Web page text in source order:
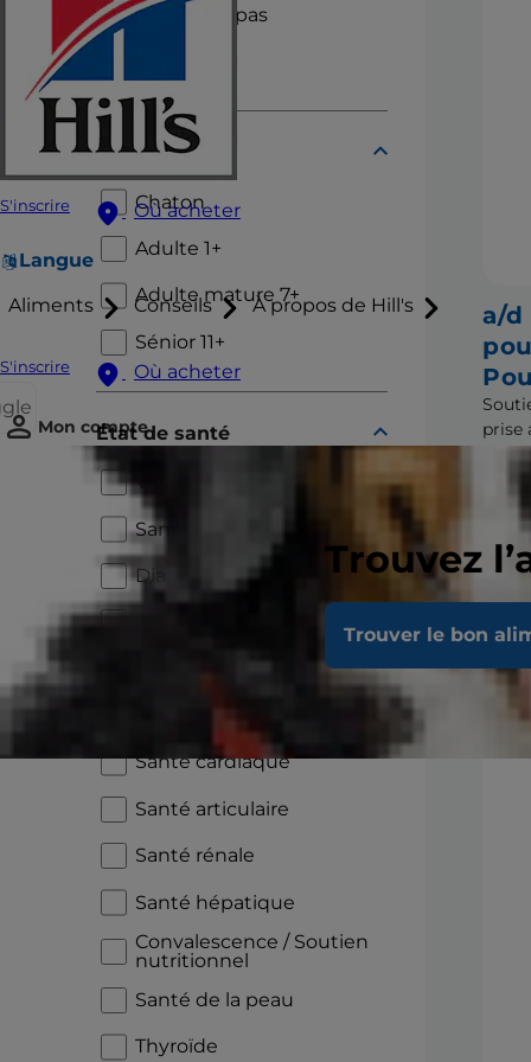
S'inscrire Où acheter
Langue
Aliments Conseils À propos de Hill's
S'inscrire
Où acheter
Mon compte
Trouvez
Trouver le bon
Sachets repas
Cycle de vie
Chaton
Adulte 1+
Adulte mature 7+
Sénior 11+
État de santé
Vieillissement
Santé bucco-dentaire
Diabète
Sensibilité alimentaire
Croissance
Santé cardiaque
Santé articulaire
Santé rénale
Santé hépatique
Convalescence / Soutien
nutritionnel
Santé de la peau
Thyroïde
a/d
prise